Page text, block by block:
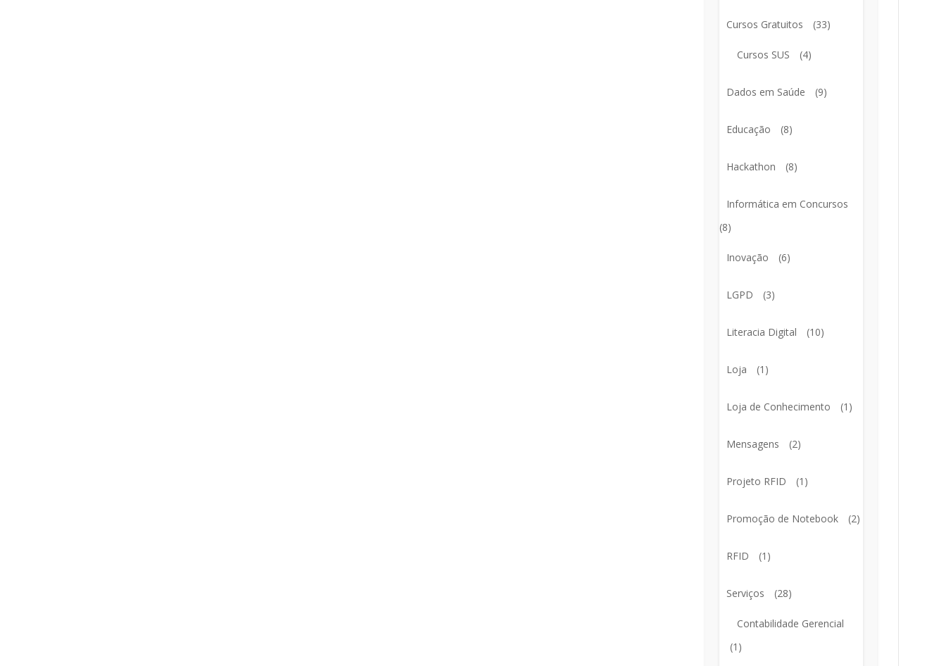
Cursos Gratuitos (33)
Cursos SUS (4)
Dados em Saúde (9)
Educação (8)
Hackathon (8)
Informática em Concursos
(8)
Inovação (6)
LGPD (3)
Literacia Digital (10)
Loja (1)
Loja de Conhecimento (1)
Mensagens (2)
Projeto RFID (1)
Promoção de Notebook (2)
RFID (1)
Serviços (28)
Contabilidade Gerencial
(1)